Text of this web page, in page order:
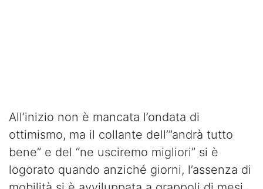
All’inizio non è mancata l’ondata di
ottimismo, ma il collante dell’”andrà tutto
bene” e del “ne usciremo migliori” si è
logorato quando anziché giorni, l’assenza di